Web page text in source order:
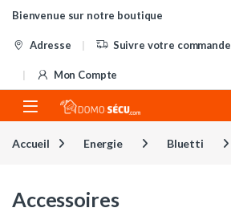
Skip to navigation
Skip to content
Bienvenue sur notre boutique
Adresse Suivre votre commande
Mon Compte
Accueil Energie Bluetti
Accessoires